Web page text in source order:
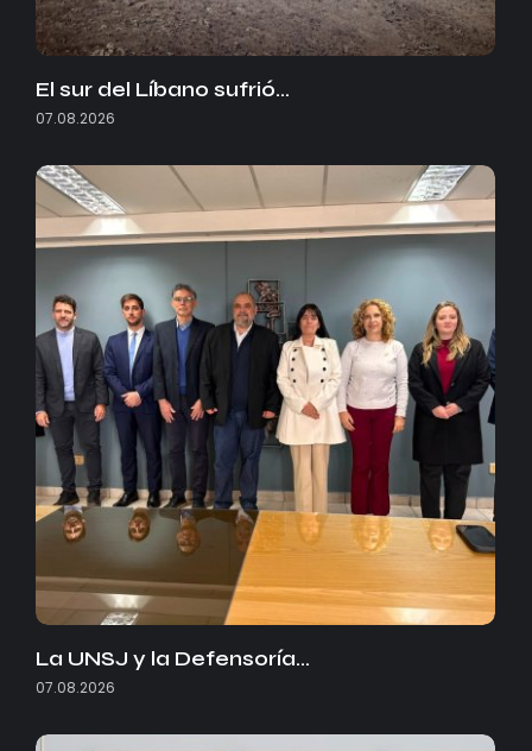
El sur del Líbano sufrió…
07.08.2026
La UNSJ y la Defensoría…
07.08.2026